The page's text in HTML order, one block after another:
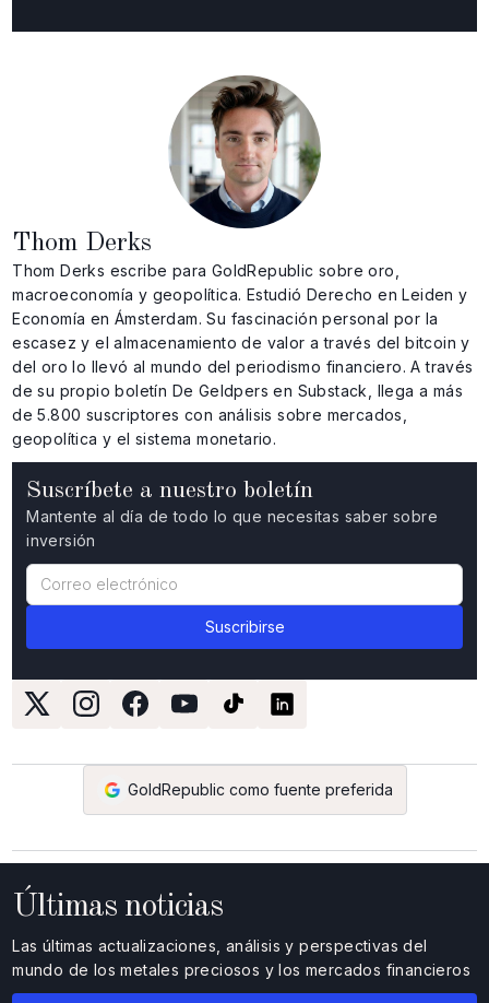
Suscríbete a nuestro boletín
Mantente al día de todo lo que necesitas saber sobre
inversión
GoldRepublic como fuente preferida
Thom Derks
Thom Derks escribe para GoldRepublic sobre oro,
macroeconomía y geopolítica. Estudió Derecho en Leiden y
Economía en Ámsterdam. Su fascinación personal por la
escasez y el almacenamiento de valor a través del bitcoin y
del oro lo llevó al mundo del periodismo financiero. A través
de su propio boletín De Geldpers en Substack, llega a más
de 5.800 suscriptores con análisis sobre mercados,
geopolítica y el sistema monetario.
Últimas noticias
Las últimas actualizaciones, análisis y perspectivas del
mundo de los metales preciosos y los mercados financieros